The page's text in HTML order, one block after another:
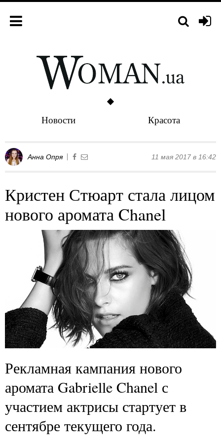
Новости Красота
Анна Опря 11 мая 2017 в 16:42
Кристен Стюарт стала лицом
нового аромата Chanel
Рекламная кампания нового
аромата Gabrielle Chanel с
участием актрисы стартует в
сентябре текущего года.